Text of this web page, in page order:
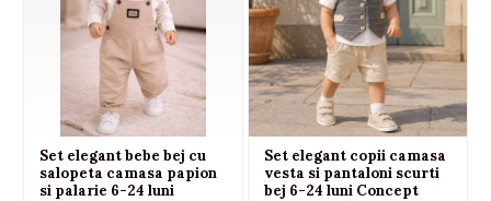
Set elegant bebe bej cu
salopeta camasa papion
si palarie 6-24 luni
Set elegant copii camasa
vesta si pantaloni scurti
bej 6-24 luni Concept